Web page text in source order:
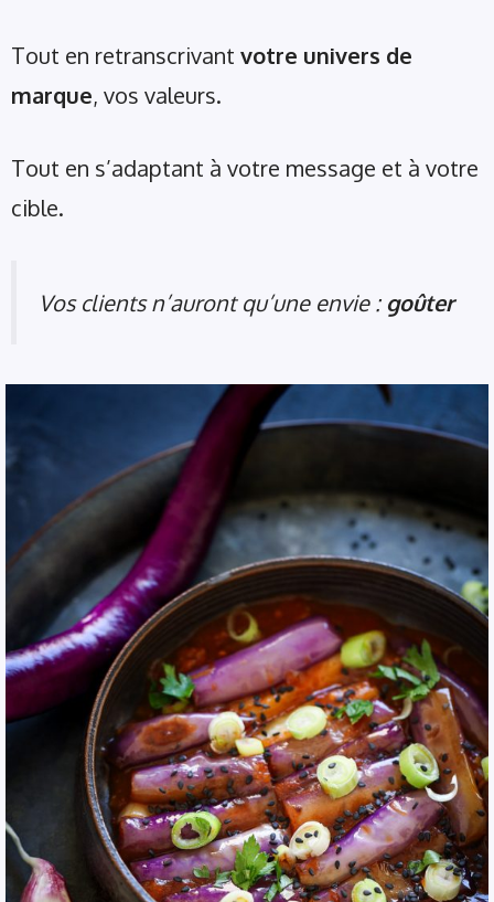
Tout en retranscrivant votre univers de
marque, vos valeurs.
Tout en s’adaptant à votre message et à votre
cible.
Vos clients n’auront qu’une envie : goûter